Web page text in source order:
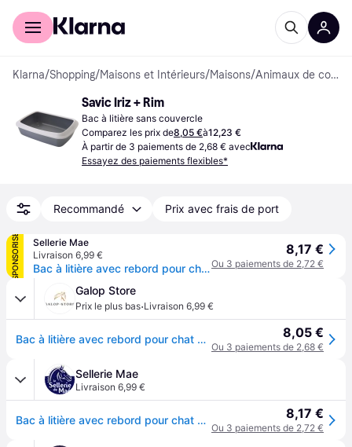
Acheter avec Klarna
Klarna/Shopping/Maisons et Intérieurs/Maisons/ Animaux de compagnie
Savic Iriz + Rim
Bac à litière sans couvercle
Comparez les prix de8,05 €à12,23 €
À partir de 3 paiements de 2,68 € avec
Essayez des paiements flexibles*
Recommandé Prix avec frais de port
SPONSORISÉ
Sellerie Mae
Livraison 6,99 €
Bac à litière avec rebord pour chat Nobby Pet Iriz - Gris
8,17 €
Ou 3 paiements de 2,72 €
Galop Store
Prix le plus bas·Livraison 6,99 €
Bac à litière avec rebord pour chat Nobby Pet Iriz - Gris 8,05 €
Ou 3 paiements de 2,68 €
Sellerie Mae
Livraison 6,99 €
Bac à litière avec rebord pour chat Nobby Pet Iriz - Gris 8,17 €
Ou 3 paiements de 2,72 €